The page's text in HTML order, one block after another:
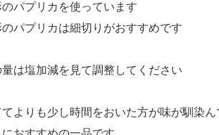
パプリカを使っています
パプリカは細切りがおすすめです
は塩加減を見て調整してください
よりも少し時間をおいた方が味が馴染ん